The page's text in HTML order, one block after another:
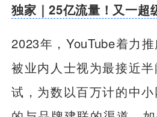
独家｜25亿流量！又一超
2023年，YouTube着力
被业内人士视为最接近
试，为数以百万计的中